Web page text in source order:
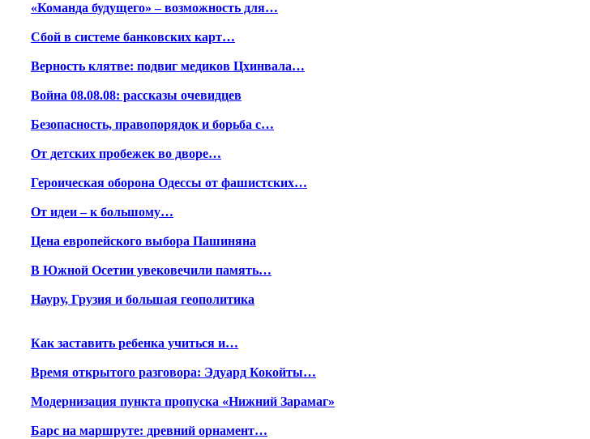
«Команда будущего» – возможность для…
Сбой в системе банковских карт…
Верность клятве: подвиг медиков Цхинвала…
Война 08.08.08: рассказы очевидцев
Безопасность, правопорядок и борьба с…
От детских пробежек во дворе…
Героическая оборона Одессы от фашистских…
От идеи – к большому…
Цена европейского выбора Пашиняна
В Южной Осетии увековечили память…
Науру, Грузия и большая геополитика
Как заставить ребенка учиться и…
Время открытого разговора: Эдуард Кокойты…
Модернизация пункта пропуска «Нижний Зарамаг»
Барс на маршруте: древний орнамент…